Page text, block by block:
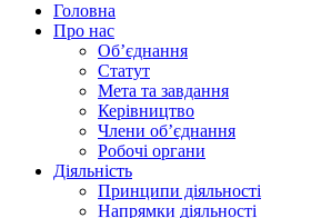
Головна
Про нас
Об’єднання
Статут
Мета та завдання
Керівництво
Члени об’єднання
Робочі органи
Діяльність
Принципи діяльності
Напрямки діяльності